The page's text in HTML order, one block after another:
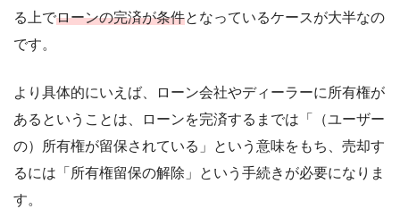
る上でローンの完済が条件となっているケースが大半なの
です。
より具体的にいえば、ローン会社やディーラーに所有権が
あるということは、ローンを完済するまでは「（ユーザー
の）所有権が留保されている」という意味をもち、売却す
るには「所有権留保の解除」という手続きが必要になりま
す。